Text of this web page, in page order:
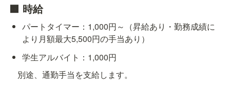
🟧 時給
パートタイマー：1,000円～（昇給あり・勤務成績に
より月額最大5,500円の手当あり）
学生アルバイト：1,000円
別途、通勤手当を支給します。